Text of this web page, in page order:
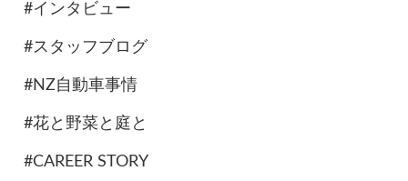
#インタビュー
#スタッフブログ
#NZ自動車事情
#花と野菜と庭と
#CAREER STORY